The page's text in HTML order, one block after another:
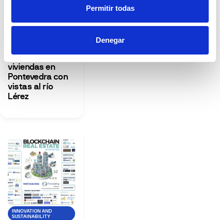
Permitir todas
Denegar
comercialización
un centenar de
viviendas en
Pontevedra con
vistas al río
Lérez
INNOVATION AND
SUSTAINABILITY